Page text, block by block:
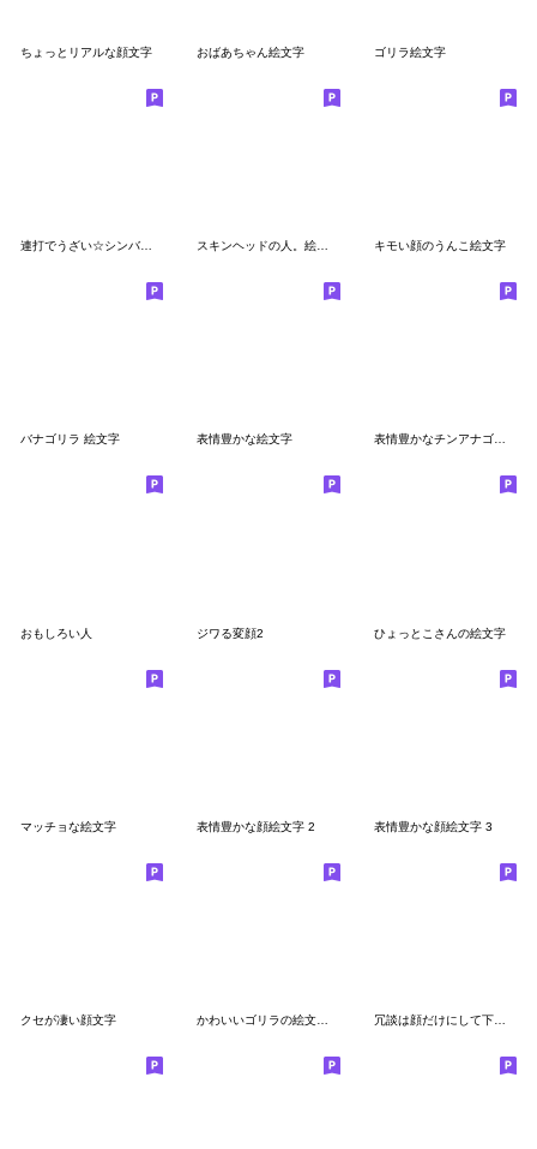
ちょっとリアルな顔文字 おばあちゃん絵文字 ゴリラ絵文字
キモい顔のうんこ絵文字
バナゴリラ 絵文字 表情豊かな絵文字 表情豊かなチンアナゴ絵文字
おもしろい人 ジワる変顔2 ひょっとこさんの絵文字
マッチョな絵文字 表情豊かな顔絵文字 2 表情豊かな顔絵文字 3
クセが凄い顔文字 かわいいゴリラの絵文字【ジュニア】 冗談は顔だけにして下さいよ。絵文字編